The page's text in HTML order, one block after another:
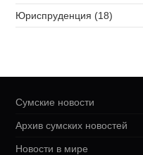
Юриспруденция (18)
Сумские новости
Архив сумских новостей
Новости в мире